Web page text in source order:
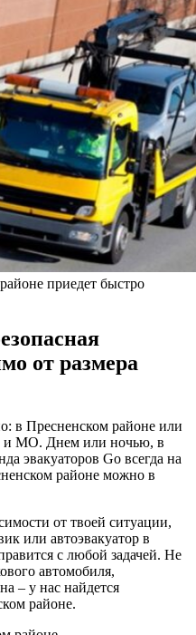
приедет быстро
от размера
в Пресненском районе или
и МО. Днем или ночью, в
эвакуаторов Go всегда на
районе можно в
от твоей ситуации,
или автоэвакуатор в
с любой задачей. Не
автомобиля,
– у нас найдется
районе.